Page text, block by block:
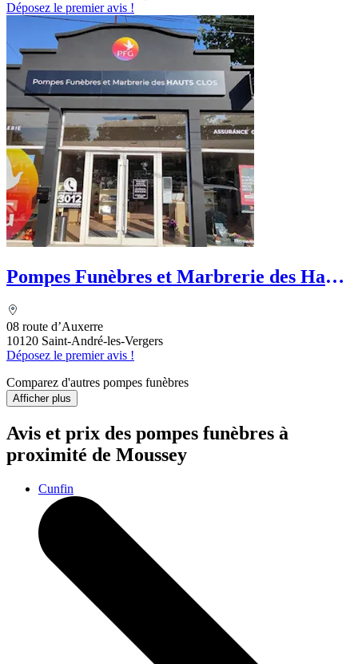
Déposez le premier avis !
Pompes Funèbres et Marbrerie des Hauts
08 route d’Auxerre
10120 Saint-André-les-Vergers
Déposez le premier avis !
Comparez d'autres pompes funèbres
Afficher plus
Avis et prix des pompes funèbres à
proximité de Moussey
Cunfin